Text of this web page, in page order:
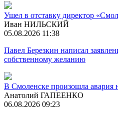
Ушел в отставку директор
Иван НИЛЬСКИЙ
05.08.2026 11:38
Павел Березкин написал
собственному желанию
В Смоленске произошла авария
Анатолий ГАПЕЕНКО
06.08.2026 09:23